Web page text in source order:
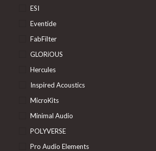
ESI
Eventide
FabFilter
GLORiOUS
Hercules
Inspired Acoustics
MicroKits
Minimal Audio
POLYVERSE
Pro Audio Elements